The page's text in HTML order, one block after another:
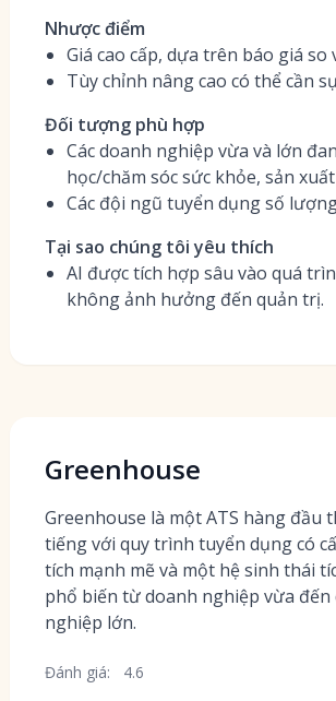
Nhược điểm
Giá cao cấp, dựa trên báo giá
Tùy chỉnh nâng cao có thể cần
Đối tượng phù hợp
Các doanh nghiệp vừa và lớn
học/chăm sóc sức khỏe, sản
Các đội ngũ tuyển dụng số
Tại sao chúng tôi yêu thích
AI được tích hợp sâu vào quá
không ảnh hưởng đến quản trị.
Greenhouse
Greenhouse là một ATS hàng đầu
tiếng với quy trình tuyển dụng có
tích mạnh mẽ và một hệ sinh thái
phổ biến từ doanh nghiệp vừa đến
nghiệp lớn.
Đánh giá: 4.6